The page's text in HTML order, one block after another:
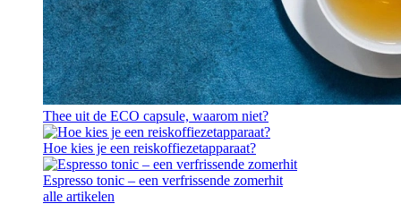
Thee uit de ECO capsule, waarom niet?
Hoe kies je een reiskoffiezetapparaat?
Espresso tonic – een verfrissende zomerhit
alle artikelen